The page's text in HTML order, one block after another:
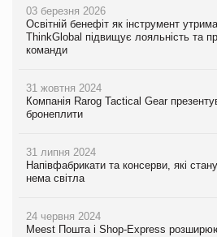
03 березня 2026
Освітній бенефіт як інструмент
ThinkGlobal підвищує лояльність та
команди
31 жовтня 2024
Компанія Rarog Tactical Gear
бронеплити
31 липня 2024
Напівфабрикати та консерви, які
нема світла
24 червня 2024
Meest Пошта і Shop-Express